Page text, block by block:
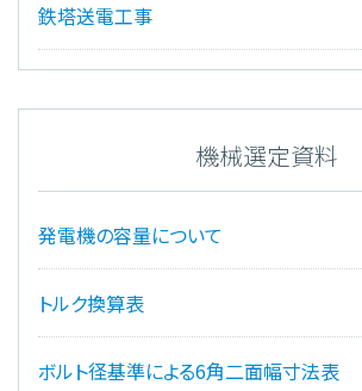
鉄塔送電工事
機械選定資料
発電機の容量について
トルク換算表
ボルト径基準による6角二面幅寸法表